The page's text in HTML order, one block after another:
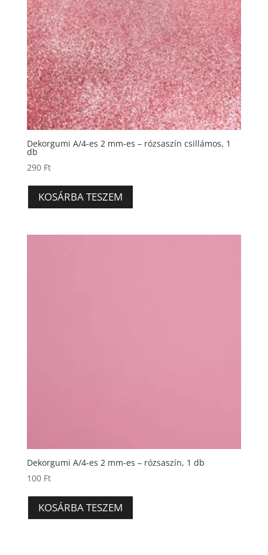
Dekorgumi A/4-es 2 mm-es – rózsaszín csillámos, 1
db
290 Ft
KOSÁRBA TESZEM
Dekorgumi A/4-es 2 mm-es – rózsaszín, 1 db
100 Ft
KOSÁRBA TESZEM